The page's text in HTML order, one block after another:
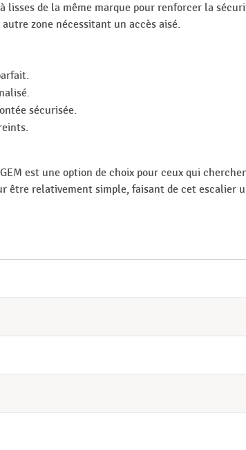
de la même marque pour renforcer la
zone nécessitant un accès aisé.
sécurisée.
est une option de choix pour ceux qui
relativement simple, faisant de cet escalier